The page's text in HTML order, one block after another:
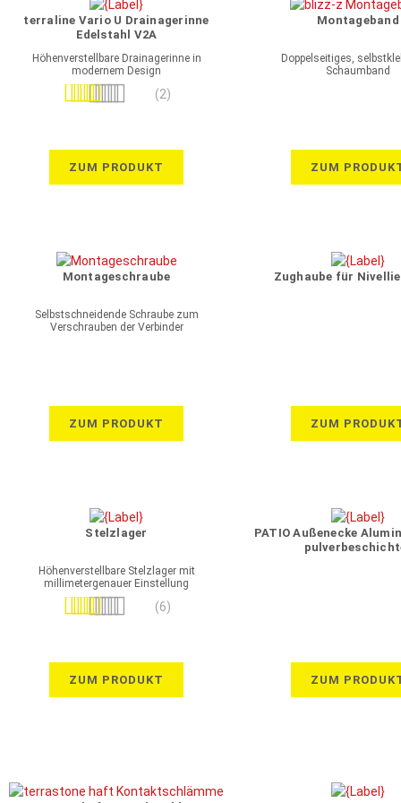
terraline Vario U Drainagerinne
Edelstahl V2A
Höhenverstellbare Drainagerinne in
modernem Design
Bewertung:
(2)
ZUM PRODUKT
Montageband
Doppelseitiges,
Schaumband
ZUM
Montageschraube
Selbstschneidende Schraube zum
Verschrauben der Verbinder
ZUM PRODUKT
Zughaube für
ZUM
Stelzlager
Höhenverstellbare Stelzlager mit
millimetergenauer Einstellung
Bewertung:
(6)
ZUM PRODUKT
PATIO Außenecke
ZUM